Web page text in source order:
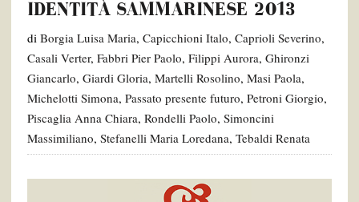
IDENTITÀ SAMMARINESE 2013
di Borgia Luisa Maria, Capicchioni Italo, Caprioli Severino,
Casali Verter, Fabbri Pier Paolo, Filippi Aurora, Ghironzi
Giancarlo, Giardi Gloria, Martelli Rosolino, Masi Paola,
Michelotti Simona, Passato presente futuro, Petroni Giorgio,
Piscaglia Anna Chiara, Rondelli Paolo, Simoncini
Massimiliano, Stefanelli Maria Loredana, Tebaldi Renata